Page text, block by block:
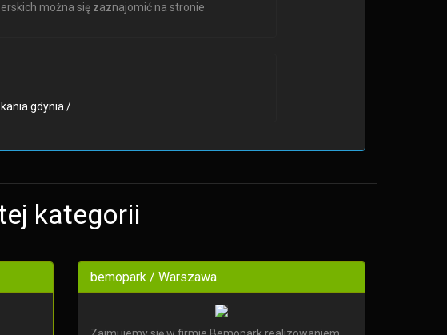
można się zaznajomić na stronie
gdynia /
kategorii
bemopark / Warszawa